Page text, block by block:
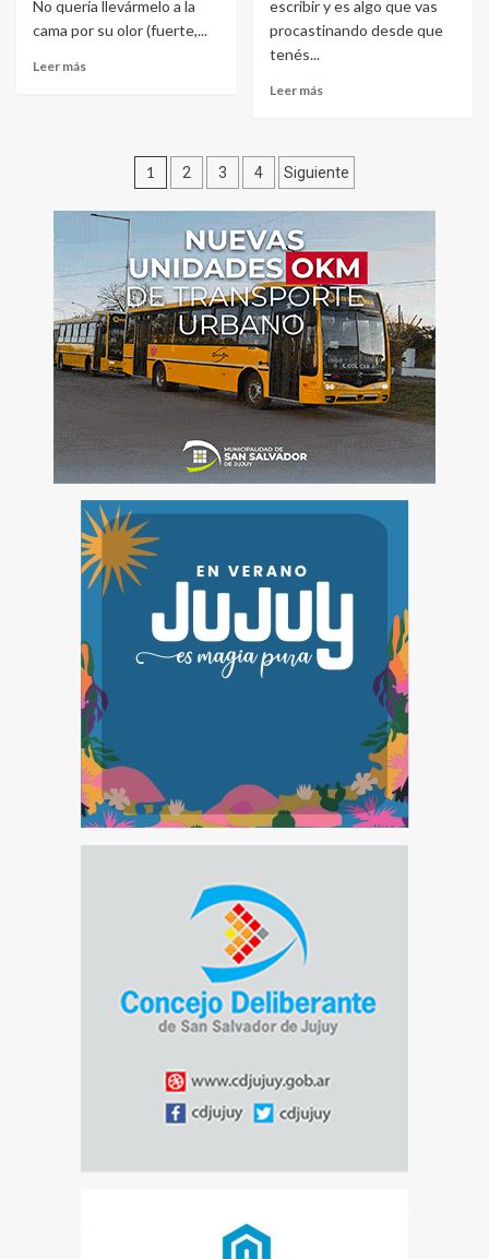
No quería llevármelo a la
cama por su olor (fuerte,...
Leer más
escribir y es algo que vas
procastinando desde que
tenés...
Leer más
Paginación
de
entradas
1 2 3 4 Siguiente